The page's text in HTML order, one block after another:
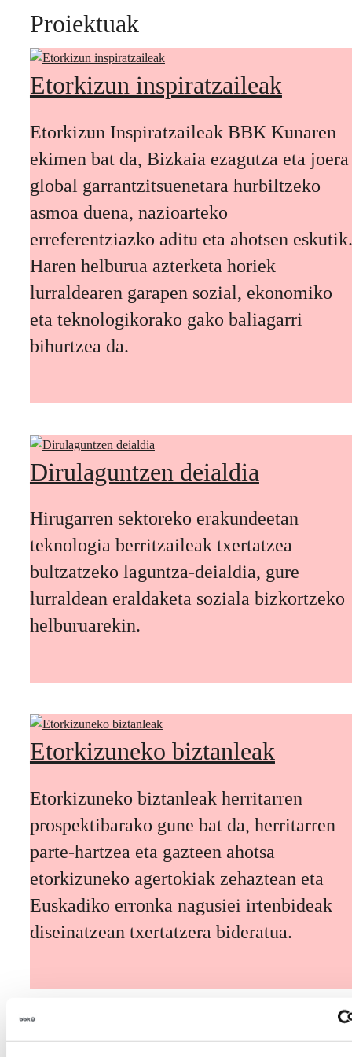
Proiektuak
Etorkizun inspiratzaileak
Etorkizun Inspiratzaileak BBK Kunaren
ekimen bat da, Bizkaia ezagutza eta joera
global garrantzitsuenetara hurbiltzeko
asmoa duena, nazioarteko
erreferentziazko aditu eta ahotsen eskutik.
Haren helburua azterketa horiek
lurraldearen garapen sozial, ekonomiko
eta teknologikorako gako baliagarri
bihurtzea da.
Dirulaguntzen deialdia
Hirugarren sektoreko erakundeetan
teknologia berritzaileak txertatzea
bultzatzeko laguntza-deialdia, gure
lurraldean eraldaketa soziala bizkortzeko
helburuarekin.
Etorkizuneko biztanleak
Etorkizuneko biztanleak herritarren
prospektibarako gune bat da, herritarren
parte-hartzea eta gazteen ahotsa
etorkizuneko agertokiak zehaztean eta
Euskadiko erronka nagusiei irtenbideak
diseinatzean txertatzera bideratua.